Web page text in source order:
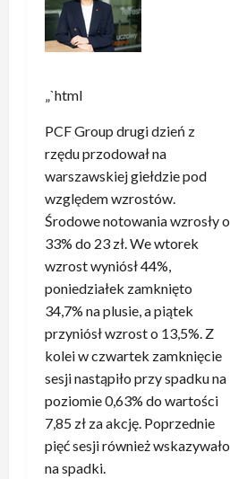
„`html
PCF Group drugi dzień z
rzędu przodował na
warszawskiej giełdzie pod
względem wzrostów.
Środowe notowania wzrosły o
33% do 23 zł. We wtorek
wzrost wyniósł 44%,
poniedziałek zamknięto
34,7% na plusie, a piątek
przyniósł wzrost o 13,5%. Z
kolei w czwartek zamknięcie
sesji nastąpiło przy spadku na
poziomie 0,63% do wartości
7,85 zł za akcję. Poprzednie
pięć sesji również wskazywało
na spadki.